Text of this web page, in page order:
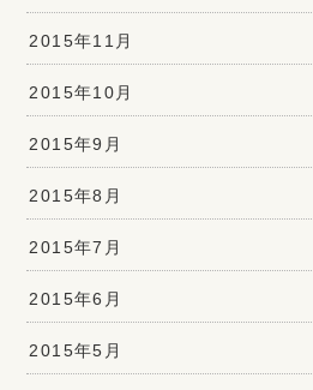
2015年11月
2015年10月
2015年9月
2015年8月
2015年7月
2015年6月
2015年5月